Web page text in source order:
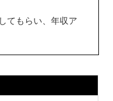
てもらい、年収ア